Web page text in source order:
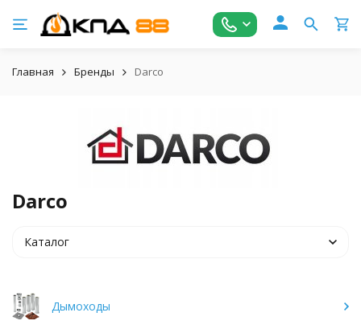
Главная Бренды Darco
Darco
Каталог
Дымоходы